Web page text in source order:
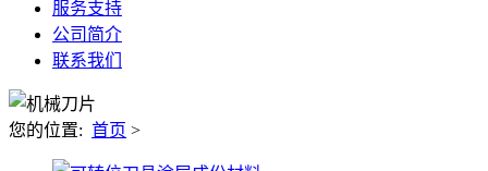
服务支持
公司简介
联系我们
您的位置: 首页 >